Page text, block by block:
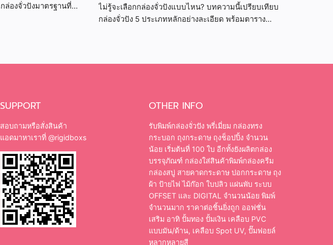
ล่องจั่วปังมาตรฐานที่
ไม่รู้จะเลือกกล่องจั่วปังแบบไหน? บทความนี้เปรียบเทียบ
กล่องจั่วปัง 5 ประเภทหลักอย่างละเอียด พร้อมตาราง
SUPPORT
สอบถามหรือสั่งสินค้า
แอดมาหาเราที่ @rigidboxs
OTHER INFO
รับพิมพ์กล่องจั่วปัง พรี่เมี่ยม กล่องทรง
กระบอก ถุงกระดาษ ถุงช็อปปิ้ง จำนวน
น้อย เริ่มต้นที่ 100 ใบ อีกทั้งยังผลิตกล่อง
บรรจุภัณฑ์ กล่องใส่สินค้าพิมพ์กล่องครีม
กล่องสบู่ สายคาดกระดาษ ปอกกระดาษ ถุง
ผ้า ป้ายไฟ ไม้ก๊อก ใบปลิว แผ่นพับ ระบบ
OFFSET และ DIGITAL จำนวนน้อย พิมพ์
จำนวนมาก ราคาต่อชิ้นยิ่งถูก ออฟชั่น
เสริม อาทิ ปั้มทอง ปั้มเงิน เคลือบ PVC
แบบมัน/ด้าน, เคลือบ Spot UV, ปั๊มฟอยล์
หลากหลายสี